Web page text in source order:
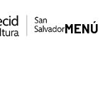
MENÚ